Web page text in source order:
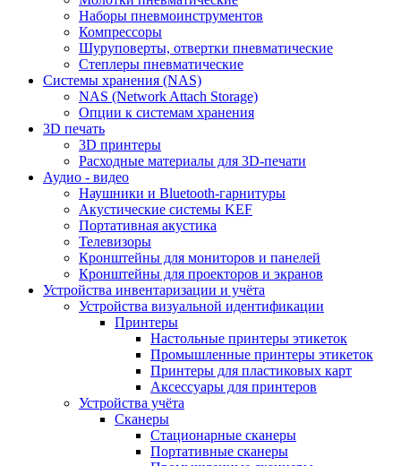
Наборы пневмоинструментов
Компрессоры
Шуруповерты, отвертки пневматические
Степлеры пневматические
Cистемы хранения (NAS)
NAS (Network Attach Storage)
Опции к системам хранения
3D печать
3D принтеры
Расходные материалы для 3D-печати
Аудио - видео
Наушники и Bluetooth-гарнитуры
Акустические системы KEF
Портативная акустика
Телевизоры
Кронштейны для мониторов и панелей
Кронштейны для проекторов и экранов
Устройства инвентаризации и учёта
Устройства визуальной идентификации
Принтеры
Настольные принтеры этикеток
Промышленные принтеры этикеток
Принтеры для пластиковых карт
Аксессуары для принтеров
Устройства учёта
Сканеры
Стационарные сканеры
Портативные сканеры